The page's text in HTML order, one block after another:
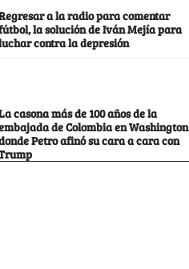
a la radio para comentar
la solución de Iván Mejía para
contra la depresión
casona más de 100 años de la
de Colombia en Washington
Petro afinó su cara a cara con